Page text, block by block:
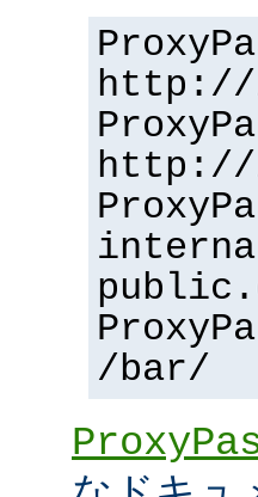
http://
http://
/bar/